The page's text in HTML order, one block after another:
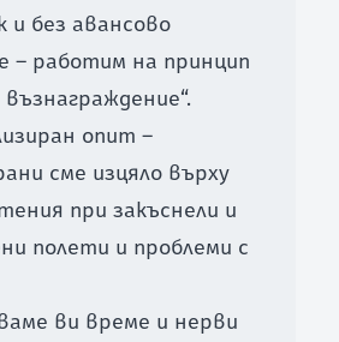
и без авансово
– работим на принцип
възнаграждение“.
опит –
сме изцяло върху
при закъснели и
полети и проблеми с
ви време и нерви